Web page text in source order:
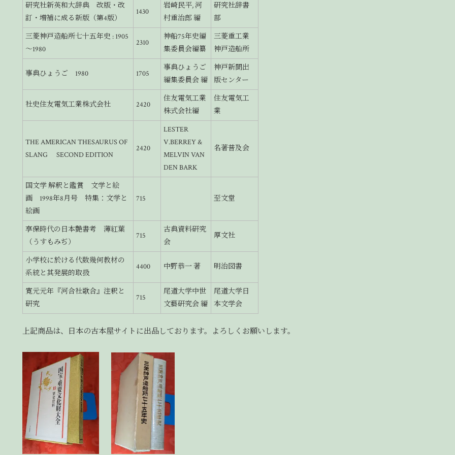
研究社新英和大辞典 改版・改
訂・増補に成る新版（第4版）
1430
岩崎民平, 河
村重治郎 編
研究社辞書
部
三菱神戸造船所七十五年史 : 1905
～1980
2310
神船75年史編
集委員会編纂
三菱重工業
神戸造船所
事典ひょうご 1980 1705
事典ひょうご
編集委員会 編
神戸新聞出
版センター
社史住友電気工業株式会社 2420
住友電気工業
株式会社編
住友電気工
業
THE AMERICAN THESAURUS OF
SLANG SECOND EDITION
2420
LESTER
V.BERREY &
MELVIN VAN
DEN BARK
名著普及会
国文学 解釈と鑑賞 文学と絵
画 1998年8月号 特集：文学と
絵画
715 至文堂
享保時代の日本艶書考 薄紅葉
（うすもみぢ）
715
古典資料研究
会
厚文社
小学校に於ける代数幾何教材の
系統と其発展的取扱
4400 中野恭一 著 明治図書
寛元元年『河合社歌合』注釈と
研究
715
尾道大学中世
文藝研究会 編
尾道大学日
本文学会
上記商品は、日本の古本屋サイトに出品しております。よろしくお願いします。